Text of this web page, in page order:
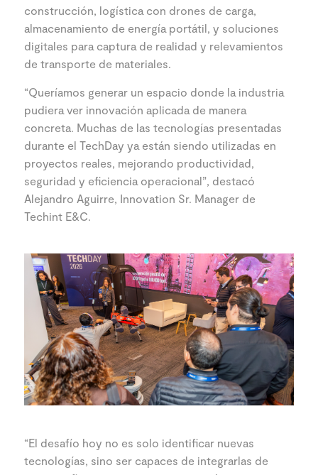
construcción, logística con drones de carga,
almacenamiento de energía portátil, y soluciones
digitales para captura de realidad y relevamientos
de transporte de materiales.
“Queríamos generar un espacio donde la industria
pudiera ver innovación aplicada de manera
concreta. Muchas de las tecnologías presentadas
durante el TechDay ya están siendo utilizadas en
proyectos reales, mejorando productividad,
seguridad y eficiencia operacional”, destacó
Alejandro Aguirre, Innovation Sr. Manager de
Techint E&C.
“El desafío hoy no es solo identificar nuevas
tecnologías, sino ser capaces de integrarlas de